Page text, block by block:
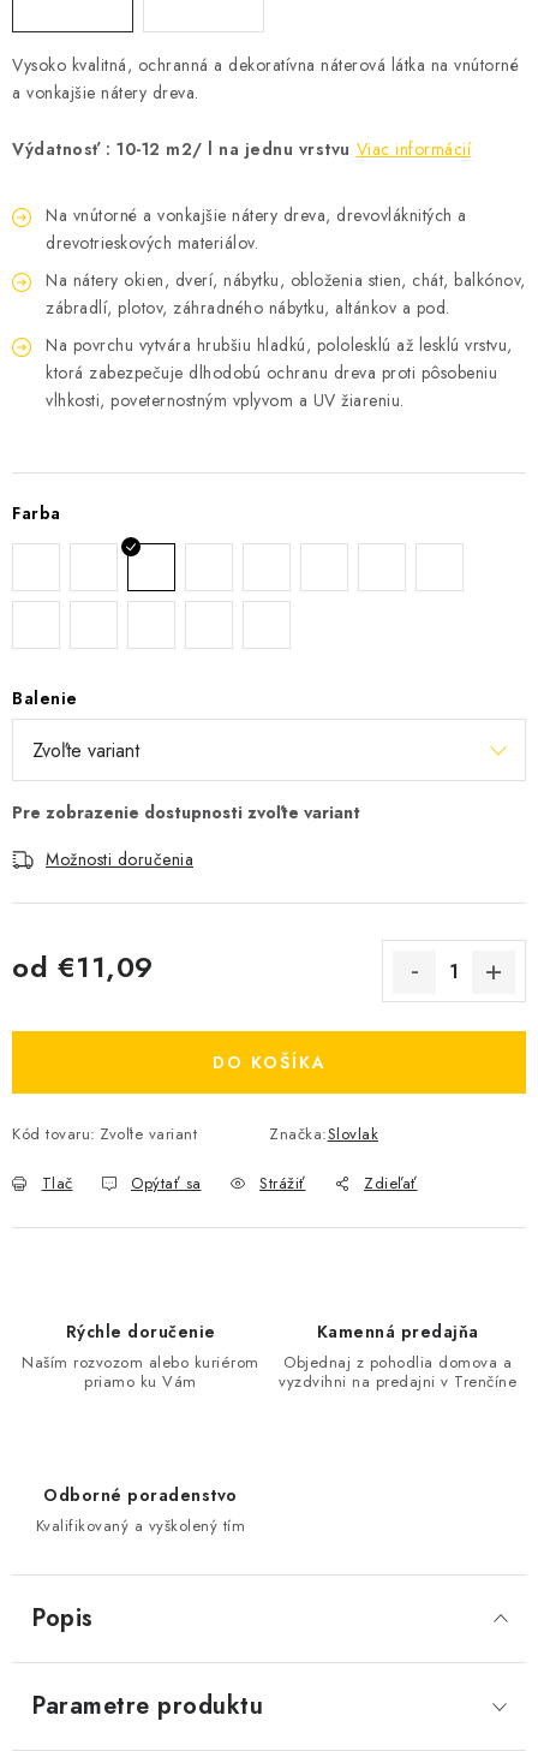
Formulár na reklamáciu tovaru
Vysoko kvalitná, ochranná a dekoratívna náterová látka na vnútorné
a vonkajšie nátery dreva.
Výdatnosť : 10-12 m2/ l na jednu vrstvu Viac informácií
Na vnútorné a vonkajšie nátery dreva, drevovláknitých a
drevotrieskových materiálov.
Na nátery okien, dverí, nábytku, obloženia stien, chát, balkónov,
zábradlí, plotov, záhradného nábytku, altánkov a pod.
Na povrchu vytvára hrubšiu hladkú, pololesklú až lesklú vrstvu,
ktorá zabezpečuje dlhodobú ochranu dreva proti pôsobeniu
vlhkosti, poveternostným vplyvom a UV žiareniu.
Farba
Balenie
Možnosti doručenia
od €11,09
DO KOŠÍKA
Kód tovaru: Zvoľte variant Značka:Slovlak
Tlač Opýtať sa Strážiť Zdieľať
Rýchle doručenie
Naším rozvozom alebo kuriérom
priamo ku Vám
Kamenná predajňa
Objednaj z pohodlia domova a
vyzdvihni na predajni v Trenčíne
Odborné poradenstvo
Kvalifikovaný a vyškolený tím
Popis
Parametre produktu